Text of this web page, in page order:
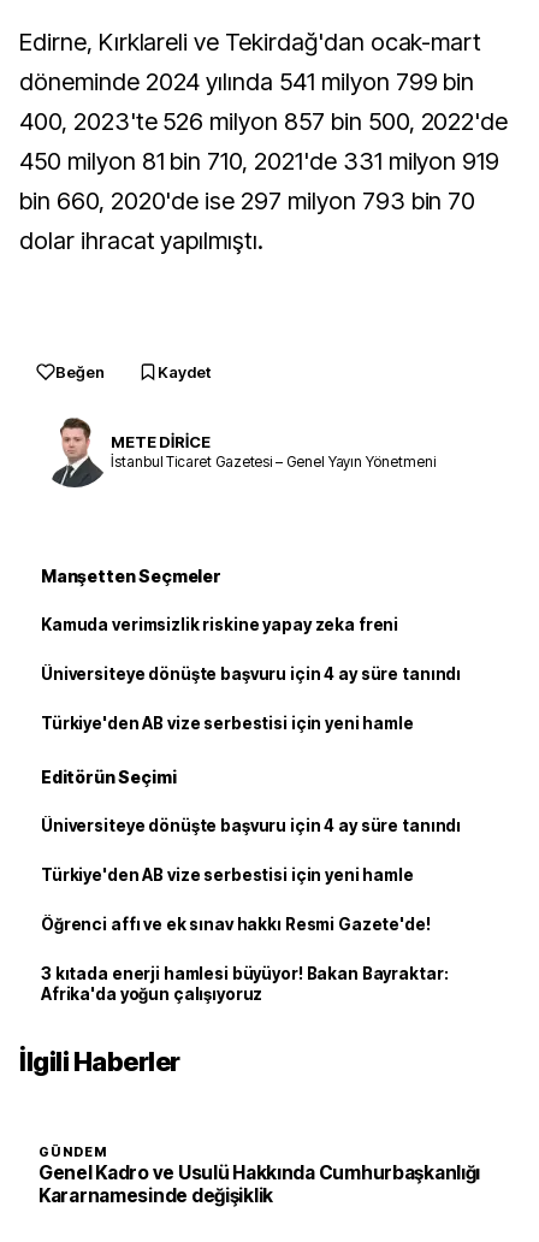
Edirne, Kırklareli ve Tekirdağ'dan ocak-mart
döneminde 2024 yılında 541 milyon 799 bin
400, 2023'te 526 milyon 857 bin 500, 2022'de
450 milyon 81 bin 710, 2021'de 331 milyon 919
bin 660, 2020'de ise 297 milyon 793 bin 70
dolar ihracat yapılmıştı.
Beğen Kaydet
METE DİRİCE
İstanbul Ticaret Gazetesi – Genel Yayın Yönetmeni
Manşetten Seçmeler
Kamuda verimsizlik riskine yapay zeka freni
Üniversiteye dönüşte başvuru için 4 ay süre tanındı
Türkiye'den AB vize serbestisi için yeni hamle
Editörün Seçimi
Üniversiteye dönüşte başvuru için 4 ay süre tanındı
Türkiye'den AB vize serbestisi için yeni hamle
Öğrenci affı ve ek sınav hakkı Resmi Gazete'de!
3 kıtada enerji hamlesi büyüyor! Bakan Bayraktar:
Afrika'da yoğun çalışıyoruz
İlgili Haberler
GÜNDEM
Genel Kadro ve Usulü Hakkında Cumhurbaşkanlığı
Kararnamesinde değişiklik